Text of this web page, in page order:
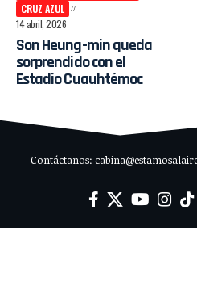
CRUZ AZUL
14 abril, 2026
Son Heung-min queda
sorprendido con el
Estadio Cuauhtémoc
Contáctanos: